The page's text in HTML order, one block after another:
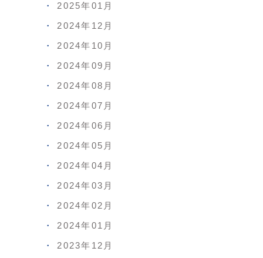
2025年01月
2024年12月
2024年10月
2024年09月
2024年08月
2024年07月
2024年06月
2024年05月
2024年04月
2024年03月
2024年02月
2024年01月
2023年12月